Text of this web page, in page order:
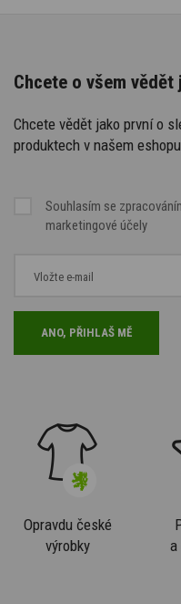
Chcete o všem vědět
Chcete vědět jako první o
produktech v našem
Souhlasím se
marketingové účely
Opravdu české
výrobky